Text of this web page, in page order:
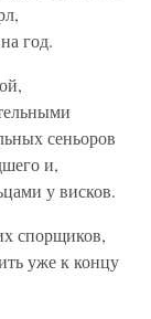
год.
сеньоров
и,
у висков.
спорщиков,
уже к концу